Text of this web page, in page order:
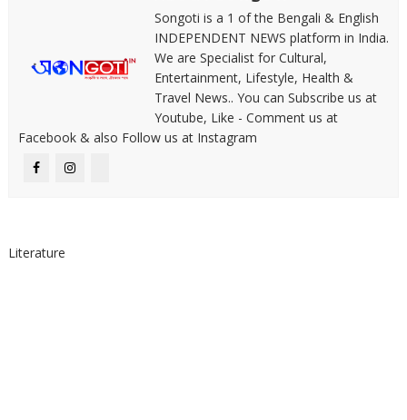
Songoti is a 1 of the Bengali & English
INDEPENDENT NEWS platform in India.
We are Specialist for Cultural,
Entertainment, Lifestyle, Health &
Travel News.. You can Subscribe us at
Youtube, Like - Comment us at
Facebook & also Follow us at Instagram
Literature